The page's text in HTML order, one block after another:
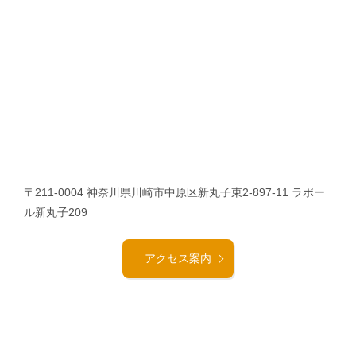
〒211-0004 神奈川県川崎市中原区新丸子東2-897-11 ラポー
ル新丸子209
アクセス案内